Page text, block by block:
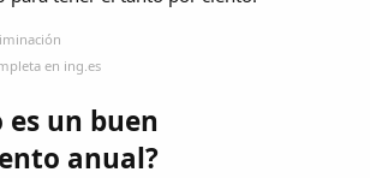
en ing.es
es un buen
anual?